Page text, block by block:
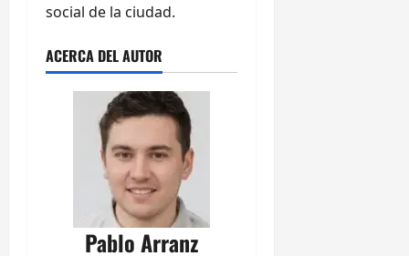
social de la ciudad.
ACERCA DEL AUTOR
Pablo Arranz